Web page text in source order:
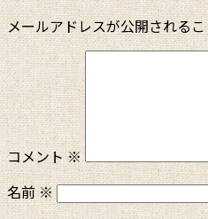
メールアドレスが公開される
コメント※
名前※